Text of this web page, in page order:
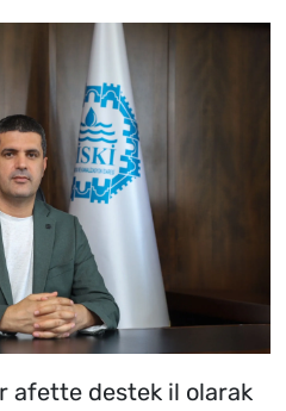
afette destek il olarak